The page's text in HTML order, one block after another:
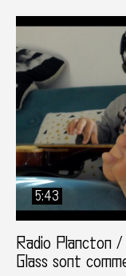
5:43
Radio Plancton
Glass sont